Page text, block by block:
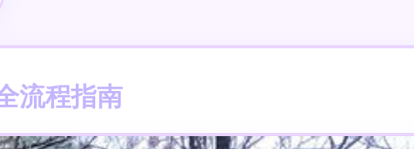
流程指南